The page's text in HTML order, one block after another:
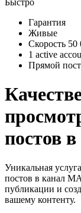
Быстро
Гарантия
Живые
Скорость 50
1 active
Прямой
постов
Уникальная
постов в канал
публикации и
вашему контенту.